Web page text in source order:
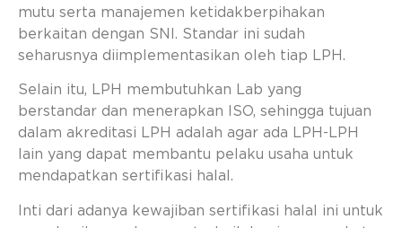
mutu serta manajemen ketidakberpihakan
berkaitan dengan SNI. Standar ini sudah
seharusnya diimplementasikan oleh tiap LPH.
Selain itu, LPH membutuhkan Lab yang
berstandar dan menerapkan ISO, sehingga tujuan
dalam akreditasi LPH adalah agar ada LPH-LPH
lain yang dapat membantu pelaku usaha untuk
mendapatkan sertifikasi halal.
Inti dari adanya kewajiban sertifikasi halal ini untuk